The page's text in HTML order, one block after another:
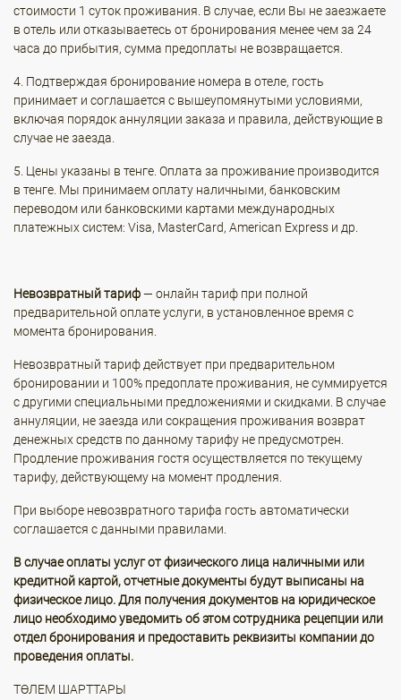
стоимости 1 суток проживания. В случае, если Вы не заезжаете
в отель или отказываетесь от бронирования менее чем за 24
часа до прибытия, сумма предоплаты не возвращается.
4. Подтверждая бронирование номера в отеле, гость
принимает и соглашается с вышеупомянутыми условиями,
включая порядок аннуляции заказа и правила, действующие в
случае не заезда.
5. Цены указаны в тенге. Оплата за проживание производится
в тенге. Мы принимаем оплату наличными, банковским
переводом или банковскими картами международных
платежных систем: Visa, MasterCard, American Express и др.
Невозвратный тариф— онлайн тариф при полной
предварительной оплате услуги, в установленное время с
момента бронирования.
Невозвратный тариф действует при предварительном
бронировании и 100% предоплате проживания, не суммируется
с другими специальными предложениями и скидками. В случае
аннуляции, не заезда или сокращения проживания возврат
денежных средств по данному тарифу не предусмотрен.
Продление проживания гостя осуществляется по текущему
тарифу, действующему на момент продления.
При выборе невозвратного тарифа гость автоматически
соглашается с данными правилами.
В случае оплаты услуг от физического лица наличными или
кредитной картой, отчетные документы будут выписаны на
физическое лицо. Для получения документов на юридическое
лицо необходимо уведомить об этом сотрудника рецепции или
отдел бронирования и предоставить реквизиты компании до
проведения оплаты.
ТӨЛЕМ ШАРТТАРЫ